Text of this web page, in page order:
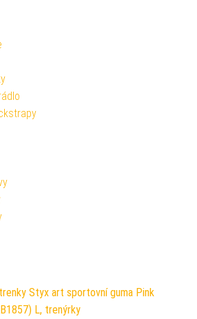
Styx art sportovní guma Pink
L, trenýrky